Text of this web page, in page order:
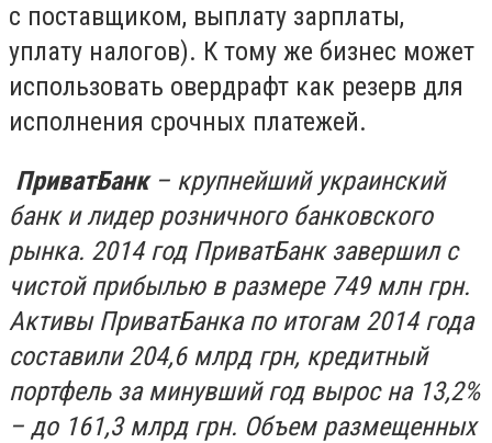
с поставщиком, выплату зарплаты,
уплату налогов). К тому же бизнес может
использовать овердрафт как резерв для
исполнения срочных платежей.
ПриватБанк– крупнейший украинский
банк и лидер розничного банковского
рынка. 2014 год ПриватБанк завершил с
чистой прибылью в размере 749 млн грн.
Активы ПриватБанка по итогам 2014 года
составили 204,6 млрд грн, кредитный
портфель за минувший год вырос на 13,2%
– до 161,3 млрд грн. Объем размещенных